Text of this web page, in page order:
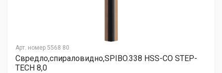
Арт. номер 5568 80
Свредло,спираловидно,SPIBO.338 HSS-CO STEP-
TECH 8,0